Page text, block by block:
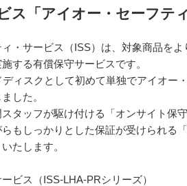
ス「アイオー・セーフテ
・サービス（ISS）は、対象商品を
する有償保守サービスです。
ィスクとして初めて単独でアイオー
した。
タッフが駆け付ける「オンサイト保
もしっかりとした保証が受けられる
たします。
ビス（ISS-LHA-PRシリーズ）